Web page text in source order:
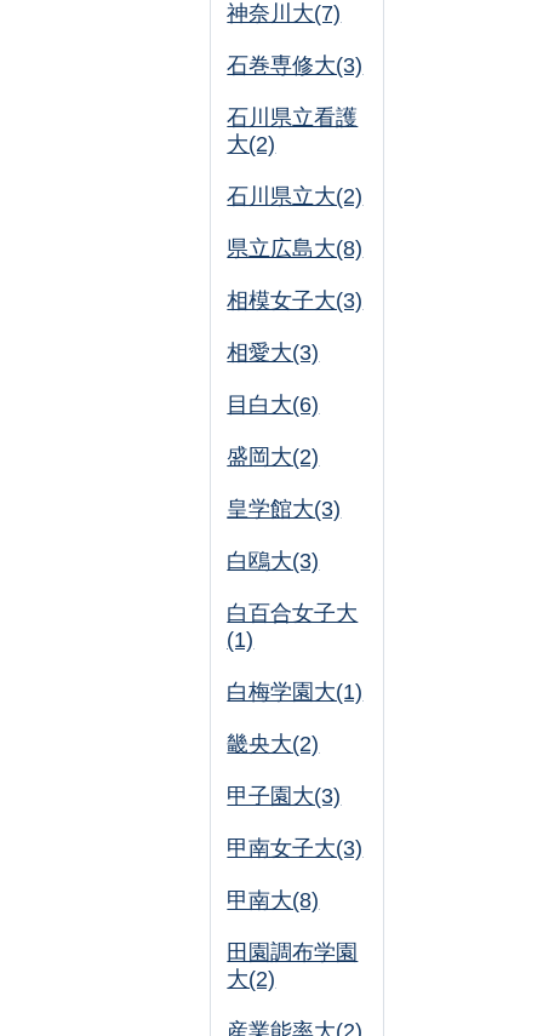
神奈川大(7)
石巻専修大(3)
石川県立看護
大(2)
石川県立大(2)
県立広島大(8)
相模女子大(3)
相愛大(3)
目白大(6)
盛岡大(2)
皇学館大(3)
白鴎大(3)
白百合女子大
(1)
白梅学園大(1)
畿央大(2)
甲子園大(3)
甲南女子大(3)
甲南大(8)
田園調布学園
大(2)
産業能率大(2)